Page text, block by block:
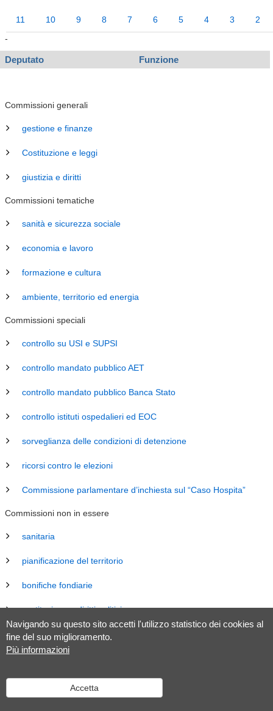
Navigando su questo sito accetti l'utilizzo statistico dei cookies al
fine del suo miglioramento.
Più informazioni
Accetta
11 10 9 8 7 6 5 4 3
2
-
Deputato Funzione
Commissioni generali
gestione e finanze
Costituzione e leggi
giustizia e diritti
Commissioni tematiche
sanità e sicurezza sociale
economia e lavoro
formazione e cultura
ambiente, territorio ed energia
Commissioni speciali
controllo su USI e SUPSI
controllo mandato pubblico AET
controllo mandato pubblico Banca Stato
controllo istituti ospedalieri ed EOC
sorveglianza delle condizioni di detenzione
ricorsi contro le elezioni
Commissione parlamentare d’inchiesta sul “Caso Hospita”
Commissioni non in essere
sanitaria
pianificazione del territorio
bonifiche fondiarie
costituzione e diritti politici
energia